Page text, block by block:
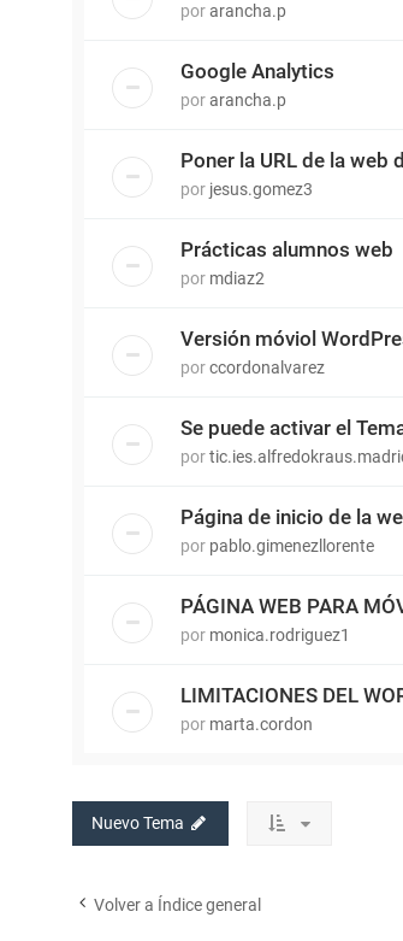
porarancha.p
Google Analytics
porarancha.p
Poner la URL de la web
por jesus.gomez3
Prácticas alumnos web
por mdiaz2
Versión móviol
porccordonalvarez
Se puede activar el
por
Página de inicio de la
por pablo.gimenezllorente
PÁGINA WEB PARA
por monica.rodriguez1
LIMITACIONES DEL
por marta.cordon
Nuevo Tema
Volver a Índice general